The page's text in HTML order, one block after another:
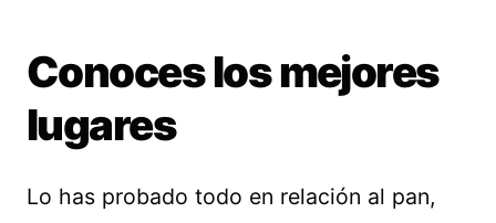
Conoces los mejores
lugares
Lo has probado todo en relación al pan,